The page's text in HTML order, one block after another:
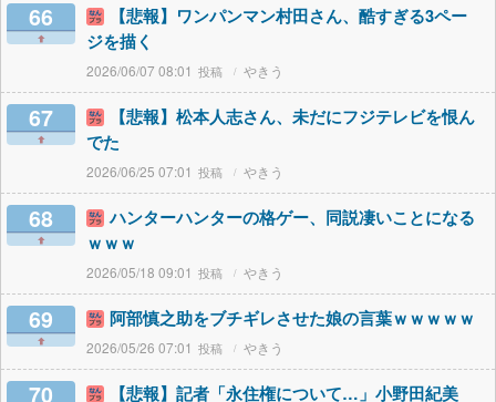
66
【悲報】ワンパンマン村田さん、酷すぎる3ペー
ジを描く
2026/06/07 08:01 やきう
67
【悲報】松本人志さん、未だにフジテレビを恨ん
でた
2026/06/25 07:01 やきう
68
ハンターハンターの格ゲー、同説凄いことになる
ｗｗｗ
2026/05/18 09:01 やきう
69 阿部慎之助をブチギレさせた娘の言葉ｗｗｗｗｗ
2026/05/26 07:01 やきう
70 【悲報】記者「永住権について…」小野田紀美